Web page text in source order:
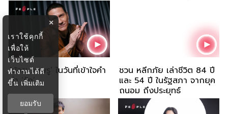
‘น้อย วงพรู’ ในวันที่เข้าใจคำ
ว่า ‘รัก’
ชวน หลีกภัย เล่าชีวิต 84 ปี
และ 54 ปี ในรัฐสภา จากยุค
ถนอม ถึงประยุทธ์
×
เราใช้คุกกี้
เพื่อให้
เว็บไซต์
ทำงานได้ดี
ขึ้น เพิ่มเติม
ยอมรับ